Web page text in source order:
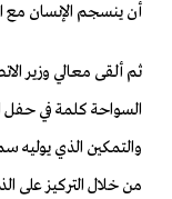
أن ينسجم الإنسان مع
ثم ألقى معالي وزير
السواحة كلمة في حفل
والتمكين الذي يوليه
من خلال التركيز على